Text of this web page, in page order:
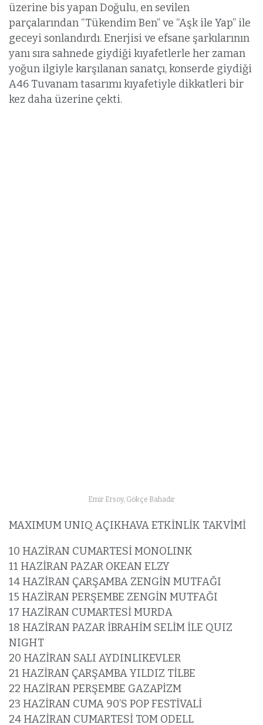
üzerine bis yapan Doğulu, en sevilen
parçalarından “Tükendim Ben” ve “Aşk ile Yap” ile
geceyi sonlandırdı. Enerjisi ve efsane şarkılarının
yanı sıra sahnede giydiği kıyafetlerle her zaman
yoğun ilgiyle karşılanan sanatçı, konserde giydiği
A46 Tuvanam tasarımı kıyafetiyle dikkatleri bir
kez daha üzerine çekti.
Emir Ersoy, Gökçe Bahadır
MAXIMUM UNIQ AÇIKHAVA ETKİNLİK TAKVİMİ
10 HAZİRAN CUMARTESİ MONOLINK
11 HAZİRAN PAZAR OKEAN ELZY
14 HAZİRAN ÇARŞAMBA ZENGİN MUTFAĞI
15 HAZİRAN PERŞEMBE ZENGİN MUTFAĞI
17 HAZİRAN CUMARTESİ MURDA
18 HAZİRAN PAZAR İBRAHİM SELİM İLE QUIZ
NIGHT
20 HAZİRAN SALI AYDINLIKEVLER
21 HAZİRAN ÇARŞAMBA YILDIZ TİLBE
22 HAZİRAN PERŞEMBE GAZAPİZM
23 HAZİRAN CUMA 90’S POP FESTİVALİ
24 HAZİRAN CUMARTESİ TOM ODELL